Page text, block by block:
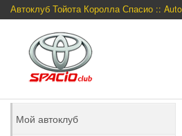
Автоклуб Тойота Королла Спасио ::
Мой автоклуб